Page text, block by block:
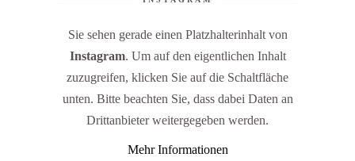
Sie sehen gerade einen Platzhalterinhalt von
Instagram. Um auf den eigentlichen Inhalt
zuzugreifen, klicken Sie auf die Schaltfläche
unten. Bitte beachten Sie, dass dabei Daten an
Drittanbieter weitergegeben werden.
Mehr Informationen